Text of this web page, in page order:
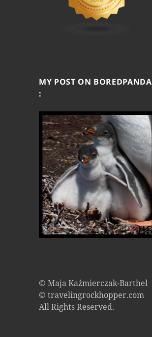
MY POST ON BOREDPANDA
:
© Maja Kaźmierczak-Barthel
© travelingrockhopper.com
All Rights Reserved.